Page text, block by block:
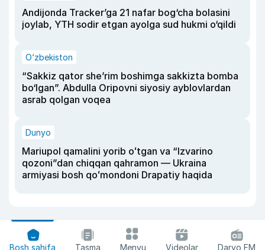
Andijonda Tracker’ga 21 nafar bog‘cha bolasini
joylab, YTH sodir etgan ayolga sud hukmi o‘qildi
O‘zbekiston
“Sakkiz qator she’rim boshimga sakkizta bomba
bo‘lgan”. Abdulla Oripovni siyosiy ayblovlardan
asrab qolgan voqea
Dunyo
Mariupol qamalini yorib oʻtgan va “Izvarino
qozoni”dan chiqqan qahramon — Ukraina
armiyasi bosh qoʻmondoni Drapatiy haqida
Bosh sahifa Tasma Menyu Videolar Daryo FM